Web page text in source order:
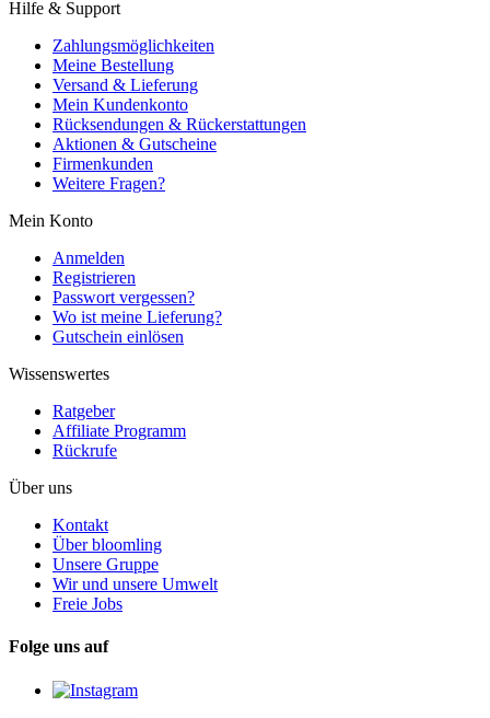
Hilfe & Support
Zahlungsmöglichkeiten
Meine Bestellung
Versand & Lieferung
Mein Kundenkonto
Rücksendungen & Rückerstattungen
Aktionen & Gutscheine
Firmenkunden
Weitere Fragen?
Mein Konto
Anmelden
Registrieren
Passwort vergessen?
Wo ist meine Lieferung?
Gutschein einlösen
Wissenswertes
Ratgeber
Affiliate Programm
Rückrufe
Über uns
Kontakt
Über bloomling
Unsere Gruppe
Wir und unsere Umwelt
Freie Jobs
Folge uns auf